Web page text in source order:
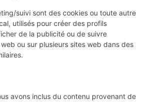
suivi sont des cookies ou toute autre
utilisés pour créer des profils
de la publicité ou de suivre
web ou sur plusieurs sites web dans des
avons inclus du contenu provenant de